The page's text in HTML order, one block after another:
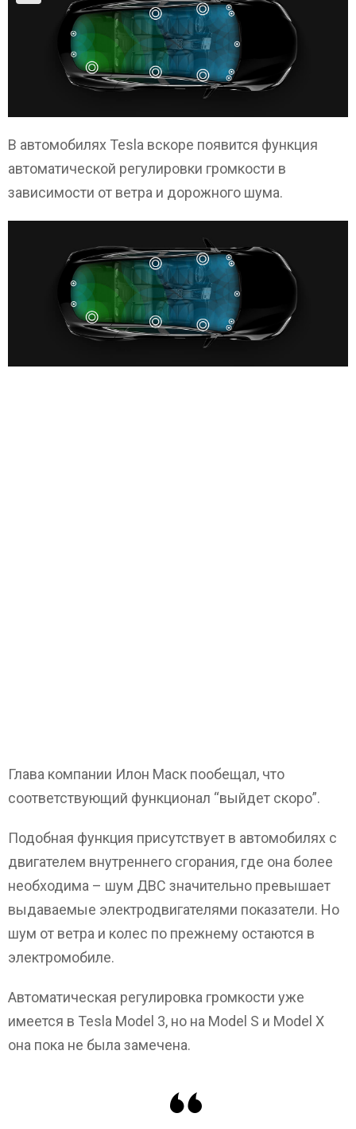
В автомобилях Tesla вскоре появится функция
автоматической регулировки громкости в
зависимости от ветра и дорожного шума.
Глава компании Илон Маск пообещал, что
соответствующий функционал “выйдет скоро”.
Подобная функция присутствует в автомобилях с
двигателем внутреннего сгорания, где она более
необходима – шум ДВС значительно превышает
выдаваемые электродвигателями показатели. Но
шум от ветра и колес по прежнему остаются в
электромобиле.
Автоматическая регулировка громкости уже
имеется в Tesla Model 3, но на Model S и Model X
она пока не была замечена.